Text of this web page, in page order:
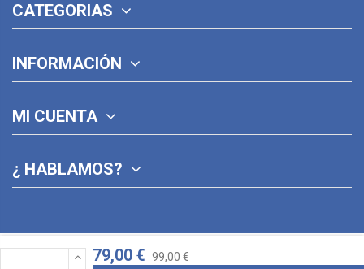
79,00 € 99,00 €
CATEGORIAS
INFORMACIÓN
MI CUENTA
¿ HABLAMOS?